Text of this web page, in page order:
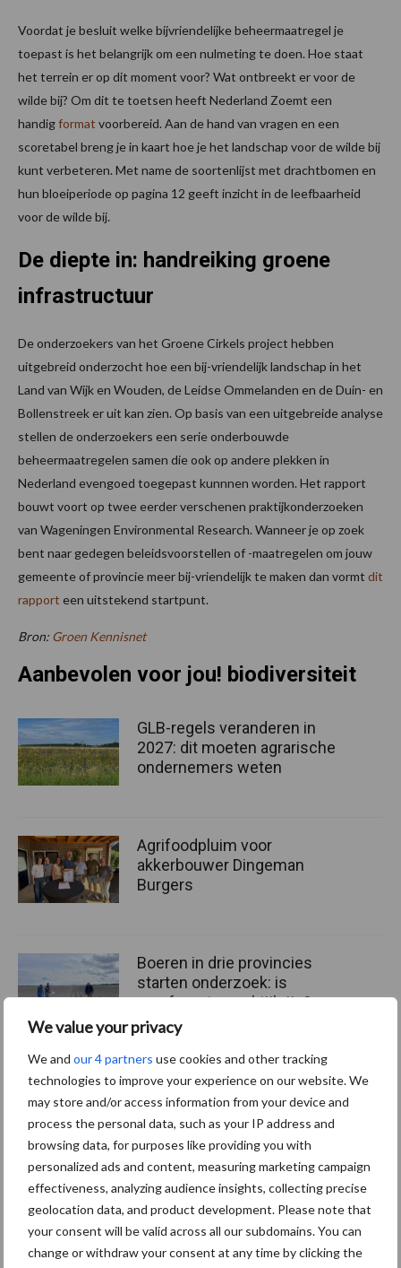
We value your privacy
We and our 4 partners use cookies and other tracking
technologies to improve your experience on our website. We
may store and/or access information from your device and
process the personal data, such as your IP address and
browsing data, for purposes like providing you with
personalized ads and content, measuring marketing campaign
effectiveness, analyzing audience insights, collecting precise
geolocation data, and product development. Please note that
your consent will be valid across all our subdomains. You can
change or withdraw your consent at any time by clicking the
Voordat je besluit welke bijvriendelijke beheermaatregel je
toepast is het belangrijk om een nulmeting te doen. Hoe staat
het terrein er op dit moment voor? Wat ontbreekt er voor de
wilde bij? Om dit te toetsen heeft Nederland Zoemt een
handigformat voorbereid. Aan de hand van vragen en een
scoretabel breng je in kaart hoe je het landschap voor de wilde bij
kunt verbeteren. Met name de soortenlijst met drachtbomen en
hun bloeiperiode op pagina 12 geeft inzicht in de leefbaarheid
voor de wilde bij.
De diepte in: handreiking groene
infrastructuur
De onderzoekers van het Groene Cirkels project hebben
uitgebreid onderzocht hoe een bij-vriendelijk landschap in het
Land van Wijk en Wouden, de Leidse Ommelanden en de Duin- en
Bollenstreek er uit kan zien. Op basis van een uitgebreide analyse
stellen de onderzoekers een serie onderbouwde
beheermaatregelen samen die ook op andere plekken in
Nederland evengoed toegepast kunnnen worden. Het rapport
bouwt voort op twee eerder verschenen praktijkonderzoeken
van Wageningen Environmental Research. Wanneer je op zoek
bent naar gedegen beleidsvoorstellen of -maatregelen om jouw
gemeente of provincie meer bij-vriendelijk te maken dan vormt dit
rapport een uitstekend startpunt.
Bron: Groen Kennisnet
Aanbevolen voor jou! biodiversiteit
GLB-regels veranderen in
2027: dit moeten agrarische
ondernemers weten
Agrifoodpluim voor
akkerbouwer Dingeman
Burgers
Boeren in drie provincies
starten onderzoek: is
agroforestry praktijkrijp?
Themapagina's
Machines Duurzaamheid
Biodiversiteit
Biologische